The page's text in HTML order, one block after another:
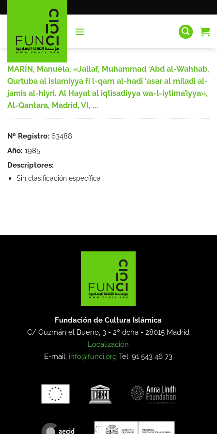
al
MARÍN, Manuela, «Jallaf, Muhammad ‘Abd al-Wahhab,
Qurtuba al islamiyya fi l-qarn al-hadi ‘asar al miladi al-
jamis al-hiyri. Al Hayat al iqtisadiyya wa-l-iytima’iyya»,
Al-Qantara, Madrid, VI, ...
Nº Registro: 63488
Año: 1985
Descriptores:
Sin clasificación específica
Fundación de Cultura Islámica
C/ Guzmán el Bueno, 3 - 2º dcha -28015 Madrid
Localización
E-mail: info@funci.org Tel: 91 543 46 73